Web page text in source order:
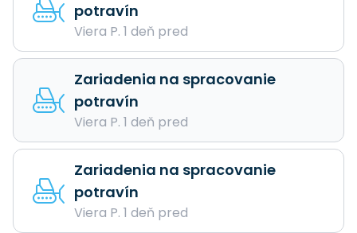
potravín
Viera P. 1 deň pred
Zariadenia na spracovanie
potravín
Viera P. 1 deň pred
Zariadenia na spracovanie
potravín
Viera P. 1 deň pred